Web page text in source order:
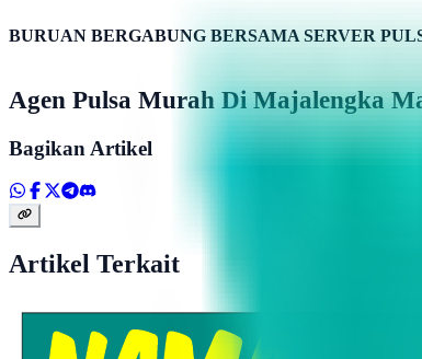
BURUAN BERGABUNG BERSAMA SERVER
Agen Pulsa Murah Di Majalengka
Bagikan Artikel
Artikel Terkait